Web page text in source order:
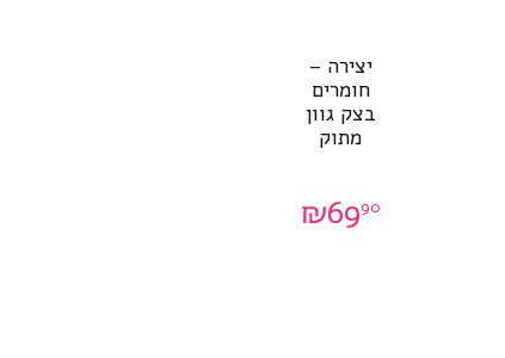
יצירה –
חומרים
בצק גוון
מתוק
₪6990